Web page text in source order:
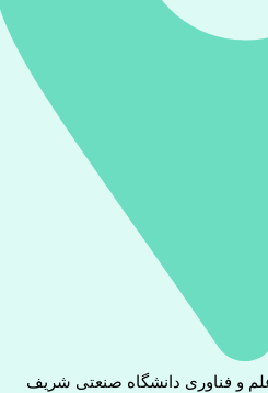
و فناوری دانشگاه صنعتی شریف